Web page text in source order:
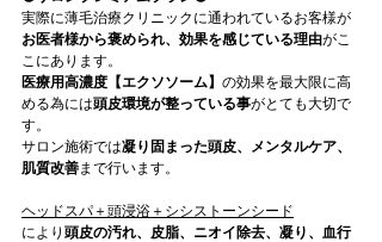
実際に薄毛治療クリニックに通われているお客様が
お医者様から褒められ、効果を感じている理由がこ
こにあります。
医療用高濃度【エクソソーム】 の効果を最大限に高
める為には頭皮環境が整っている事がとても大切で
す。
サロン施術では凝り固まった頭皮、メンタルケア、
肌質改善まで行います。
ヘッドスパ＋頭浸浴＋シシストーンシード
により 頭皮の汚れ、皮脂、ニオイ除去、凝り、血行